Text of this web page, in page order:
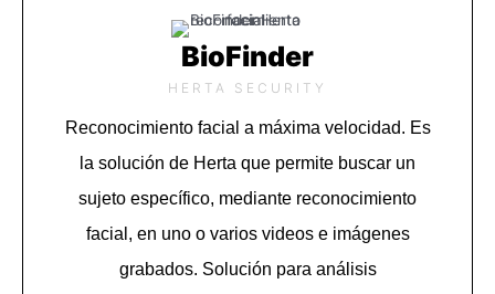
BioFinder
HERTA SECURITY
Reconocimiento facial a máxima velocidad. Es
la solución de Herta que permite buscar un
sujeto específico, mediante reconocimiento
facial, en uno o varios videos e imágenes
grabados. Solución para análisis